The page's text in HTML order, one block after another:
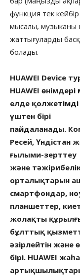
функция тек
мысалы, музыканы
жаттығуларды
болады.
HUAWEI Device
HUAWEI
елде
үштен бірі
пайдаланады.
Ресей, Үндістан
ғылыми-зерттеу
және
орталықтарын
смартфондар,
планшеттер,
жолақты
бұлттық
әзірлейтін және
бірі. HUAWEI